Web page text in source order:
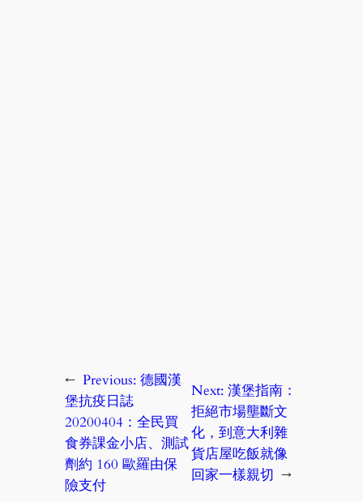
← Previous: 德國漢
堡抗疫日誌
20200404：全民買
食券課金小店、測試
劑約 160 歐羅由保
險支付
Next: 漢堡指南：
拒絕市場壟斷文
化，到意大利雜
貨店屋吃飯就像
回家一樣親切 →